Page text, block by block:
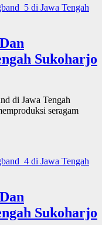
Sukoharjo
di Jawa Tengah
seragam
Sukoharjo